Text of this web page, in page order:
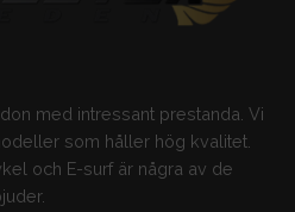
med intressant prestanda. Vi
som håller hög kvalitet.
och E-surf är några av de